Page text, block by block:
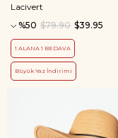
Lacivert
%50
$39.95
$79.90
1 ALANA 1 BEDAVA
Büyük Yaz İndirimi